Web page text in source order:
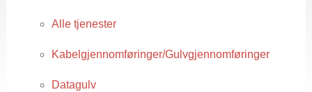
Alle tjenester
Kabelgjennomføringer/Gulvgjennomføringer
Datagulv